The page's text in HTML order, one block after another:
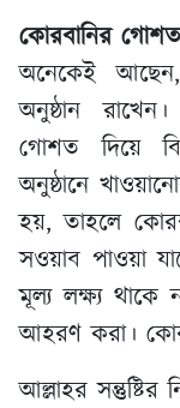
কোরবানির
অনেকেই
অনুষ্ঠান
গোশত দিয়ে
অনুষ্ঠানে
হয়, তাহলে
সওয়াব পাওয়া
মূল্য লক্ষ্য থাকে
আহরণ করা।
আল্লাহর